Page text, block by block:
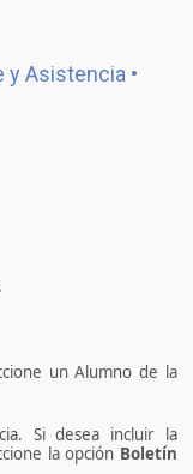
y Asistencia •
un Alumno de la
Si desea incluir la
la opción Boletín